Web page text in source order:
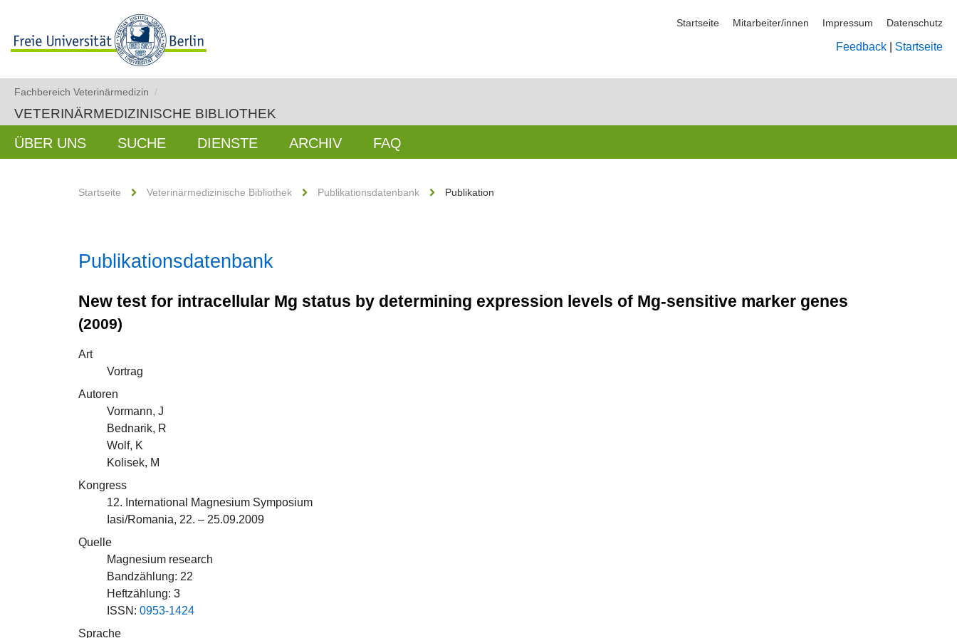
Startseite Mitarbeiter/innen Impressum Datenschutz
Feedback Startseite
Fachbereich Veterinärmedizin /
VETERINÄRMEDIZINISCHE BIBLIOTHEK
ÜBER UNS SUCHE DIENSTE ARCHIV FAQ
Startseite Veterinärmedizinische Bibliothek Publikationsdatenbank Publikation
Publikationsdatenbank
New test for intracellular Mg status by determining expression levels of Mg-sensitive marker genes
(2009)
Art
Vortrag
Autoren
Vormann, J
Bednarik, R
Wolf, K
Kolisek, M
Kongress
12. International Magnesium Symposium
Iasi/Romania, 22. – 25.09.2009
Quelle
Magnesium research
Bandzählung: 22
Heftzählung: 3
ISSN: 0953-1424
Sprache